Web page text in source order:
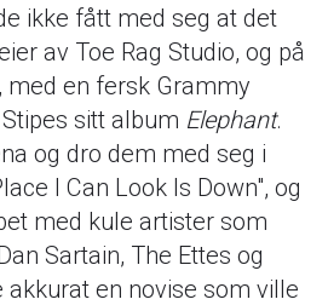
ikke fått med seg at det
av Toe Rag Studio, og på
med en fersk Grammy
sitt album Elephant.
og dro dem med seg i
I Can Look Is Down", og
med kule artister som
Sartain, The Ettes og
akkurat en novise som ville